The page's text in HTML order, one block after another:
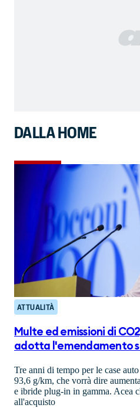
DALLA HOME
ATTUALITÀ
Multe ed emissioni di
adotta l'emendamento
Tre anni di tempo per le case
93,6 g/km, che vorrà dire
e ibride plug-in in gamma. Acea
all'acquisto